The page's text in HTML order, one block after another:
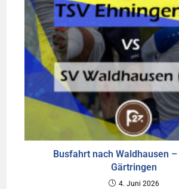
Busfahrt nach Waldhausen –
Gärtringen
4. Juni 2026